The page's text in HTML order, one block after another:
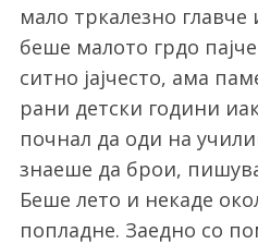
мало тркалезно
беше малото грдо
ситно јајчесто, ама
рани детски години
почнал да оди на
знаеше да брои,
Беше лето и некаде
попладне. Заедно со